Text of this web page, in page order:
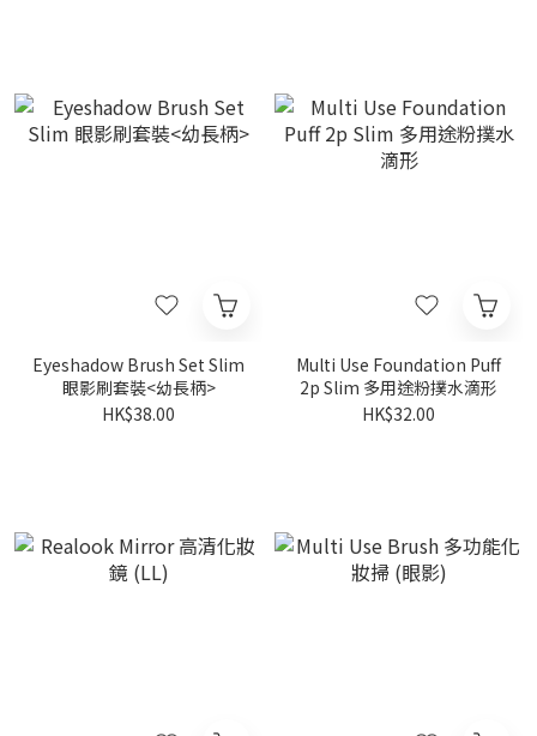
Eyeshadow Brush Set Slim
眼影刷套裝<幼長柄>
HK$38.00
Multi Use Foundation Puff
2p Slim 多用途粉撲水滴形
HK$32.00